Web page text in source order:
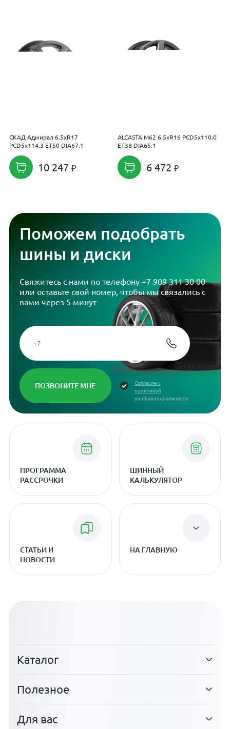
СКАД Адмирал 6.5xR17
PCD5x114.3 ET50 DIA67.1
10 247
ALCASTA M62 6.5xR16 PCD5x110.0
ET38 DIA65.1
6 472
Поможем подобрать
шины и диски
Свяжитесь с нами по телефону +7 909 311 30 00
или оставьте свой номер, чтобы мы связались с
вами через 5 минут
Согласие с
политикой
конфиденциальности
ПРОГРАММА
РАССРОЧКИ
ШИННЫЙ
КАЛЬКУЛЯТОР
СТАТЬИ И
НОВОСТИ
НА ГЛАВНУЮ
Каталог
Полезное
Для вас